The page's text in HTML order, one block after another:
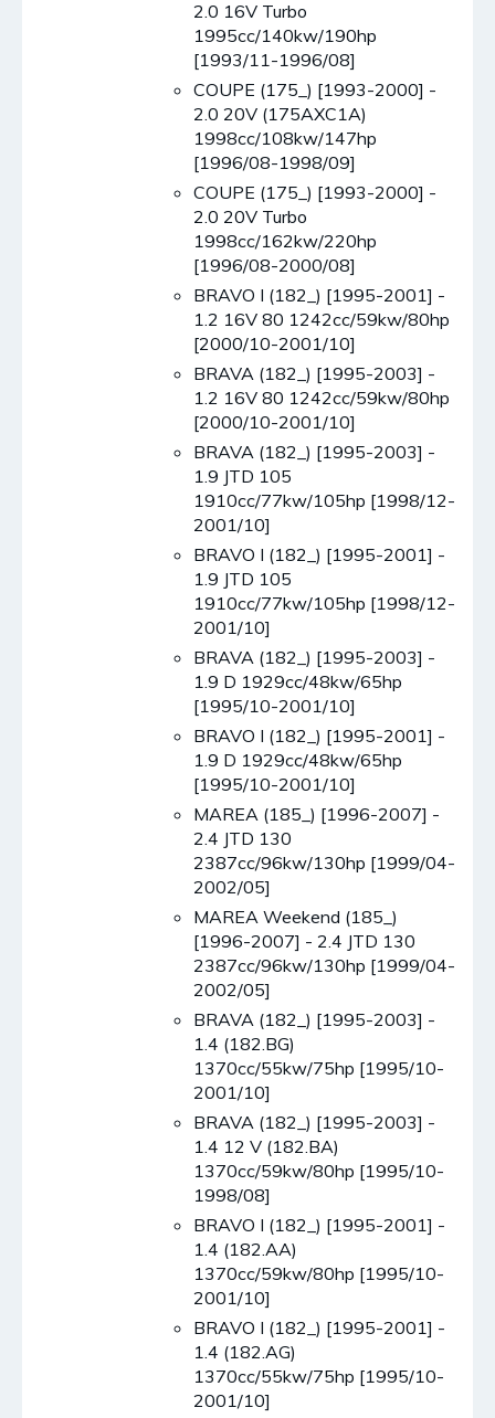
2.0 16V Turbo
1995cc/140kw/190hp
[1993/11-1996/08]
COUPE (175_) [1993-2000] -
2.0 20V (175AXC1A)
1998cc/108kw/147hp
[1996/08-1998/09]
COUPE (175_) [1993-2000] -
2.0 20V Turbo
1998cc/162kw/220hp
[1996/08-2000/08]
BRAVO I (182_) [1995-2001] -
1.2 16V 80 1242cc/59kw/80hp
[2000/10-2001/10]
BRAVA (182_) [1995-2003] -
1.2 16V 80 1242cc/59kw/80hp
[2000/10-2001/10]
BRAVA (182_) [1995-2003] -
1.9 JTD 105
1910cc/77kw/105hp [1998/12-
2001/10]
BRAVO I (182_) [1995-2001] -
1.9 JTD 105
1910cc/77kw/105hp [1998/12-
2001/10]
BRAVA (182_) [1995-2003] -
1.9 D 1929cc/48kw/65hp
[1995/10-2001/10]
BRAVO I (182_) [1995-2001] -
1.9 D 1929cc/48kw/65hp
[1995/10-2001/10]
MAREA (185_) [1996-2007] -
2.4 JTD 130
2387cc/96kw/130hp [1999/04-
2002/05]
MAREA Weekend (185_)
[1996-2007] - 2.4 JTD 130
2387cc/96kw/130hp [1999/04-
2002/05]
BRAVA (182_) [1995-2003] -
1.4 (182.BG)
1370cc/55kw/75hp [1995/10-
2001/10]
BRAVA (182_) [1995-2003] -
1.4 12 V (182.BA)
1370cc/59kw/80hp [1995/10-
1998/08]
BRAVO I (182_) [1995-2001] -
1.4 (182.AA)
1370cc/59kw/80hp [1995/10-
2001/10]
BRAVO I (182_) [1995-2001] -
1.4 (182.AG)
1370cc/55kw/75hp [1995/10-
2001/10]